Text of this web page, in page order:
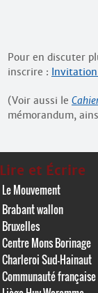
Pour en discuter
inscrire : Invitation
(Voir aussi le
mémorandum,
Lire et Écrire
Le Mouvement
Brabant wallon
Bruxelles
Centre Mons Borinage
Charleroi Sud-Hainaut
Communauté française